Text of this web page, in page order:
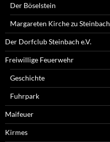
Der Böselstein
Margareten Kirche zu Steinbach
Der Dorfclub Steinbach e.V.
Freiwillige Feuerwehr
Geschichte
Fuhrpark
Maifeuer
Kirmes